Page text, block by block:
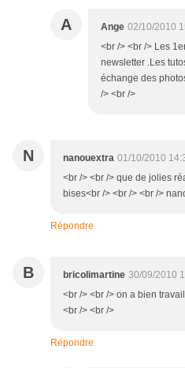
A Ange 02/10/2010
<br /> <br /> Les
newsletter .Les
échange des
/> <br />
N nanouextra 01/10/2010
<br /> <br /> que de jolies
bises<br /> <br /> <br />
Répondre
B bricolimartine 30/09/2010
<br /> <br /> on a bien
<br /> <br />
Répondre